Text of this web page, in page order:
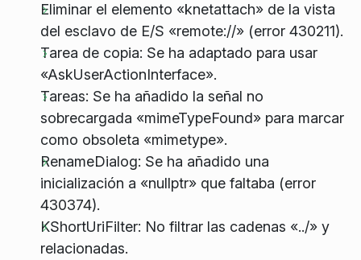
Eliminar el elemento «knetattach» de la vista
del esclavo de E/S «remote://» (error 430211).
Tarea de copia: Se ha adaptado para usar
«AskUserActionInterface».
Tareas: Se ha añadido la señal no
sobrecargada «mimeTypeFound» para marcar
como obsoleta «mimetype».
RenameDialog: Se ha añadido una
inicialización a «nullptr» que faltaba (error
430374).
KShortUriFilter: No filtrar las cadenas «../» y
relacionadas.